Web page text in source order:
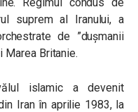
suprem al Iranului, a
de ”dușmanii
Marea Britanie.
islamic a devenit
Iran în aprilie 1983, la